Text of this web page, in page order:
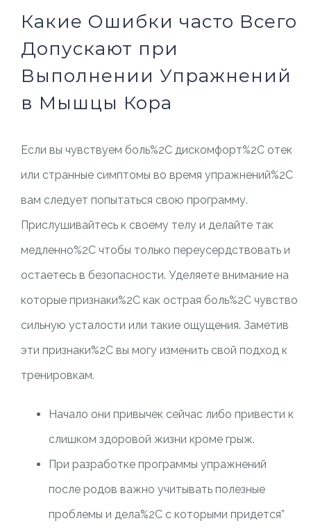
Какие Ошибки часто Всего
Допускают при
Выполнении Упражнений
в Мышцы Кора
Если вы чувствуем боль%2C дискомфорт%2C отек
или странные симптомы во время упражнений%2C
вам следует попытаться свою программу.
Прислушивайтесь к своему телу и делайте так
медленно%2C чтобы только переусердствовать и
остаетесь в безопасности. Уделяете внимание на
которые признаки%2C как острая боль%2C чувство
сильную усталости или такие ощущения. Заметив
эти признаки%2C вы могу изменить свой подход к
тренировкам.
Начало они привычек сейчас либо привести к
слишком здоровой жизни кроме грыж.
При разработке программы упражнений
после родов важно учитывать полезные
проблемы и дела%2C с которыми придется”